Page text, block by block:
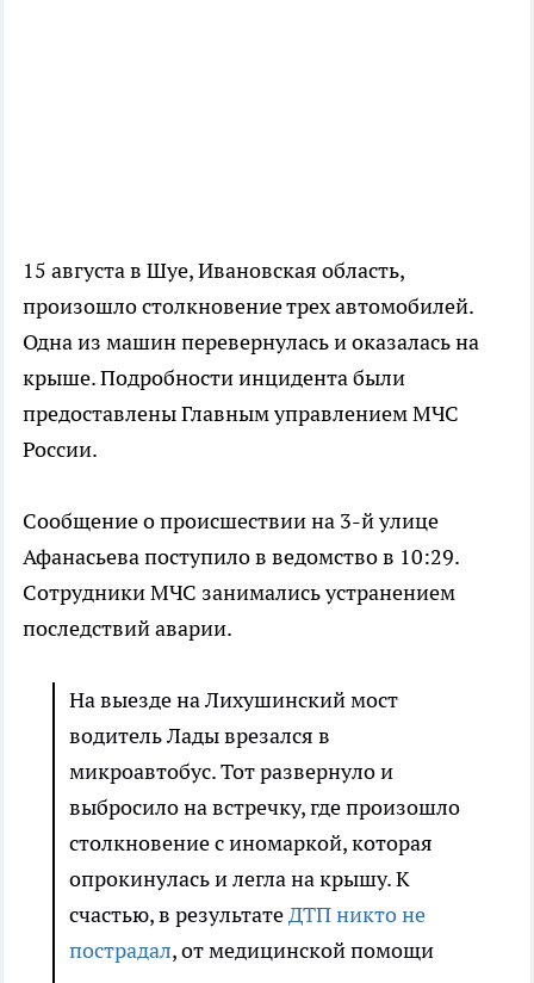
15 августа в Шуе, Ивановская область,
произошло столкновение трех автомобилей.
Одна из машин перевернулась и оказалась на
крыше. Подробности инцидента были
предоставлены Главным управлением МЧС
России.
Сообщение о происшествии на 3-й улице
Афанасьева поступило в ведомство в 10:29.
Сотрудники МЧС занимались устранением
последствий аварии.
На выезде на Лихушинский мост
водитель Лады врезался в
микроавтобус. Тот развернуло и
выбросило на встречку, где произошло
столкновение с иномаркой, которая
опрокинулась и легла на крышу. К
счастью, в результатеДТП никто не
пострадал, от медицинской помощи